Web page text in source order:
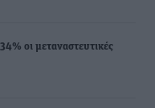
οι μεταναστευτικές